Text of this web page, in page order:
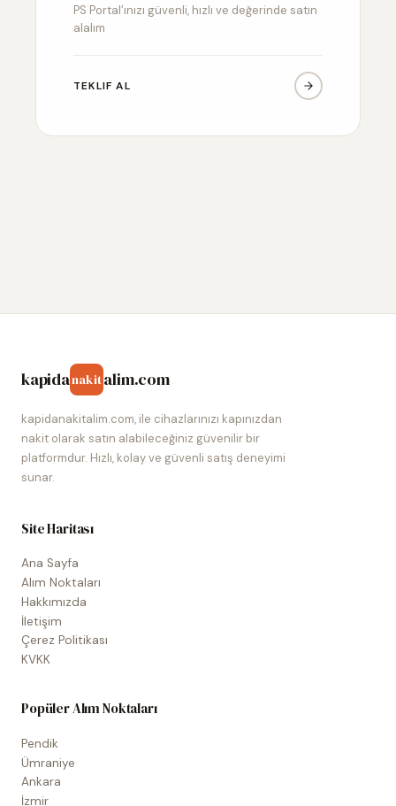
PS Portal’ınızı güvenli, hızlı ve değerinde satın
alalım
TEKLIF AL
kapidanakitalim.com
kapidanakitalim.com, ile cihazlarınızı kapınızdan
nakit olarak satın alabileceğiniz güvenilir bir
platformdur. Hızlı, kolay ve güvenli satış deneyimi
sunar.
Site Haritası
Ana Sayfa
Alım Noktaları
Hakkımızda
İletişim
Çerez Politikası
KVKK
Popüler Alım Noktaları
Pendik
Ümraniye
Ankara
İzmir